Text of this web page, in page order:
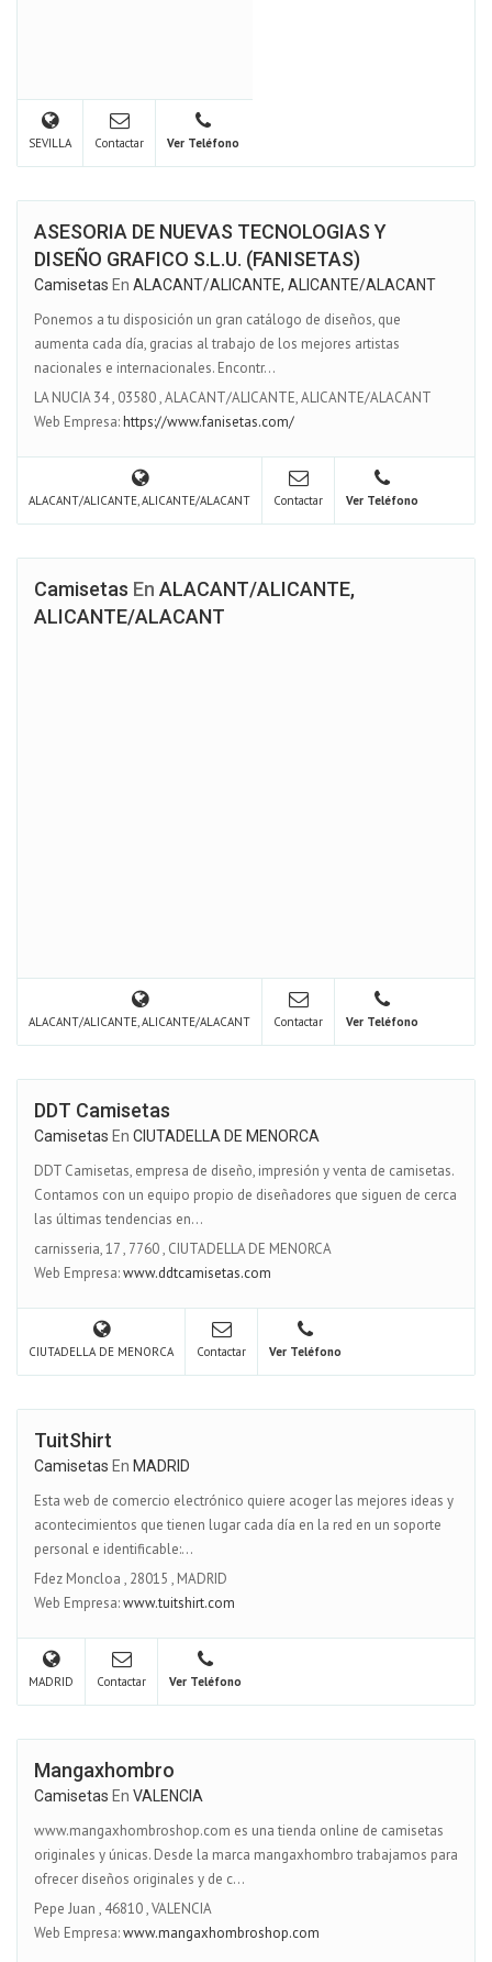
SEVILLA Contactar Ver Teléfono
ASESORIA DE NUEVAS TECNOLOGIAS Y
DISEÑO GRAFICO S.L.U. (FANISETAS)
Camisetas En ALACANT/ALICANTE, ALICANTE/ALACANT
Ponemos a tu disposición un gran catálogo de diseños, que
aumenta cada día, gracias al trabajo de los mejores artistas
nacionales e internacionales. Encontr...
LA NUCIA 34, 03580,ALACANT/ALICANTE, ALICANTE/ALACANT
Web Empresa:https://www.fanisetas.com/
ALACANT/ALICANTE, ALICANTE/ALACANT Contactar Ver Teléfono
Camisetas En ALACANT/ALICANTE,
ALICANTE/ALACANT
ALACANT/ALICANTE, ALICANTE/ALACANT Contactar Ver Teléfono
DDT Camisetas
Camisetas En CIUTADELLA DE MENORCA
DDT Camisetas, empresa de diseño, impresión y venta de camisetas.
Contamos con un equipo propio de diseñadores que siguen de cerca
las últimas tendencias en...
carnisseria, 17, 7760, CIUTADELLA DE MENORCA
Web Empresa:www.ddtcamisetas.com
CIUTADELLA DE MENORCA Contactar Ver Teléfono
TuitShirt
Camisetas En MADRID
Esta web de comercio electrónico quiere acoger las mejores ideas y
acontecimientos que tienen lugar cada día en la red en un soporte
personal e identificable:...
Fdez Moncloa , 28015 , MADRID
Web Empresa:www.tuitshirt.com
MADRID Contactar Ver Teléfono
Mangaxhombro
Camisetas En VALENCIA
www.mangaxhombroshop.com es una tienda online de camisetas
originales y únicas. Desde la marca mangaxhombro trabajamos para
ofrecer diseños originales y de c...
Pepe Juan , 46810,VALENCIA
Web Empresa:www.mangaxhombroshop.com